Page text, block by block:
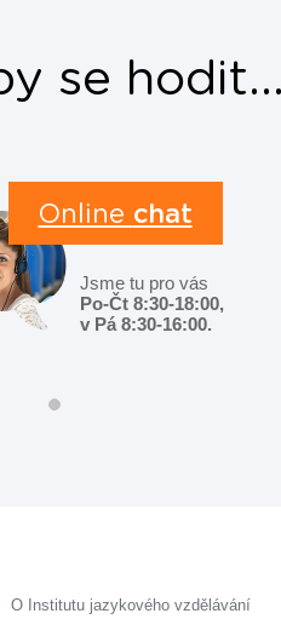
se hodit...
Online chat
Jsme tu pro vás
Po-Čt 8:30-18:00,
v Pá 8:30-16:00.
O Institutu jazykového vzdělávání